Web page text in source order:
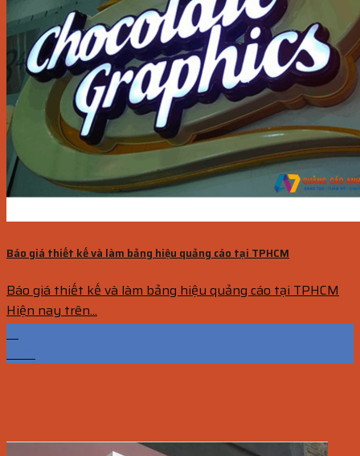
Báo giá thiết kế và làm bảng hiệu quảng cáo tại TPHCM
Báo giá thiết kế và làm bảng hiệu quảng cáo tại TPHCM
Hiện nay trên...
21
Th10